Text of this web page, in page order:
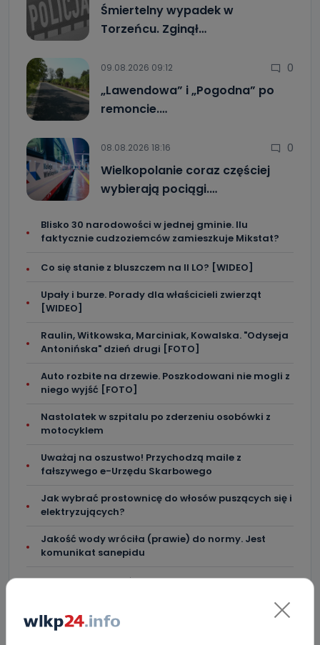
Śmiertelny wypadek w
Torzeńcu. Zginął…
09.08.2026 09:12 0
„Lawendowa” i „Pogodna” po
remoncie.…
08.08.2026 18:16 0
Wielkopolanie coraz częściej
wybierają pociągi.…
Blisko 30 narodowości w jednej gminie. Ilu
faktycznie cudzoziemców zamieszkuje Mikstat?
Co się stanie z bluszczem na II LO? [WIDEO]
Upały i burze. Porady dla właścicieli zwierząt
[WIDEO]
Raulin, Witkowska, Marciniak, Kowalska. "Odyseja
Antonińska" dzień drugi [FOTO]
Auto rozbite na drzewie. Poszkodowani nie mogli z
niego wyjść [FOTO]
Nastolatek w szpitalu po zderzeniu osobówki z
motocyklem
Uważaj na oszustwo! Przychodzą maile z
fałszywego e-Urzędu Skarbowego
Jak wybrać prostownicę do włosów puszących się i
elektryzujących?
Jakość wody wróciła (prawie) do normy. Jest
komunikat sanepidu
Zatrzymany w Sośniach. Za połamane tablice